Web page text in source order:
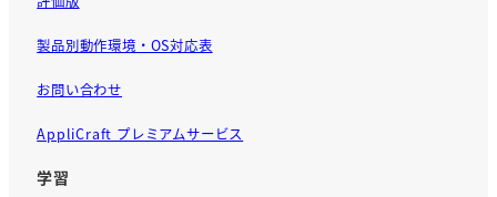
製品別動作環境・OS対応表
お問い合わせ
AppliCraft プレミアムサービス
学習